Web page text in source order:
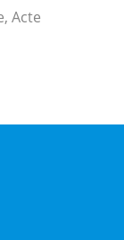
Acte